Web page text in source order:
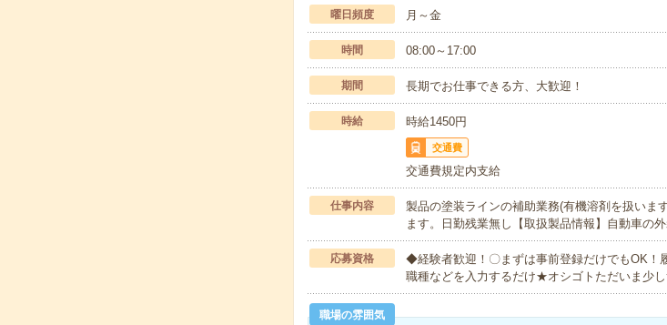
曜日頻度 月～金
時間 08:00～17:00
期間 長期でお仕事できる方、大歓迎！
時給 時給1450円
交通費
交通費規定内支給
仕事内容
製品の塗装ラインの補助業務(有機溶剤を扱いま
ます。日勤残業無し【取扱製品情報】自動車の
応募資格
◆経験者歓迎！〇まずは事前登録だけでもOK！
職種などを入力するだけ★オシゴトただいま少
職場の雰囲気